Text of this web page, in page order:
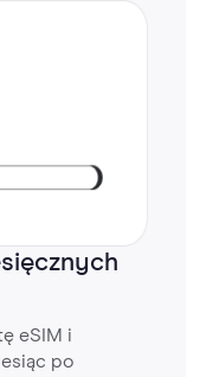
eSIM i
po